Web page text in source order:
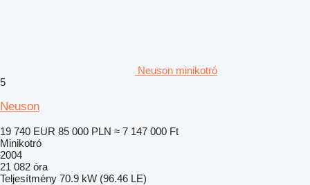
Neuson minikotró
5
Neuson
19 740 EUR 85 000 PLN ≈ 7 147 000 Ft
Minikotró
2004
21 082 óra
Teljesítmény 70.9 kW (96.46 LE)